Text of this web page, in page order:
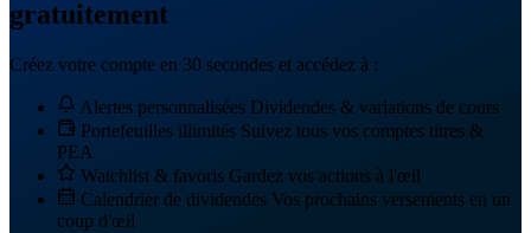
gratuitement
Créez votre compte en 30 secondes et accédez à :
Alertes personnalisées Dividendes & variations de cours
Portefeuilles illimités Suivez tous vos comptes titres &
PEA
Watchlist & favoris Gardez vos actions à l'œil
Calendrier de dividendes Vos prochains versements en un
coup d'œil